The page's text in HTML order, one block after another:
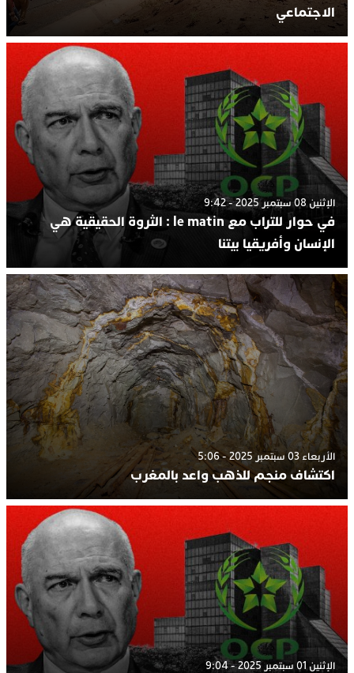
الاجتماعي
الإثنين 08 سبتمبر 2025 - 9:42
في حوار للتراب مع le matin : الثروة الحقيقية هي
الإنسان وأفريقيا بيتنا
الأربعاء 03 سبتمبر 2025 - 5:06
اكتشاف منجم للذهب واعد بالمغرب
الإثنين 01 سبتمبر 2025 - 9:04